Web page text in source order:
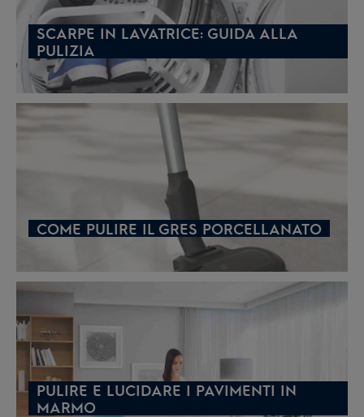
SCARPE IN LAVATRICE: GUIDA ALLA
PULIZIA
COME PULIRE IL GRES PORCELLANATO
PULIRE E LUCIDARE I PAVIMENTI IN
MARMO